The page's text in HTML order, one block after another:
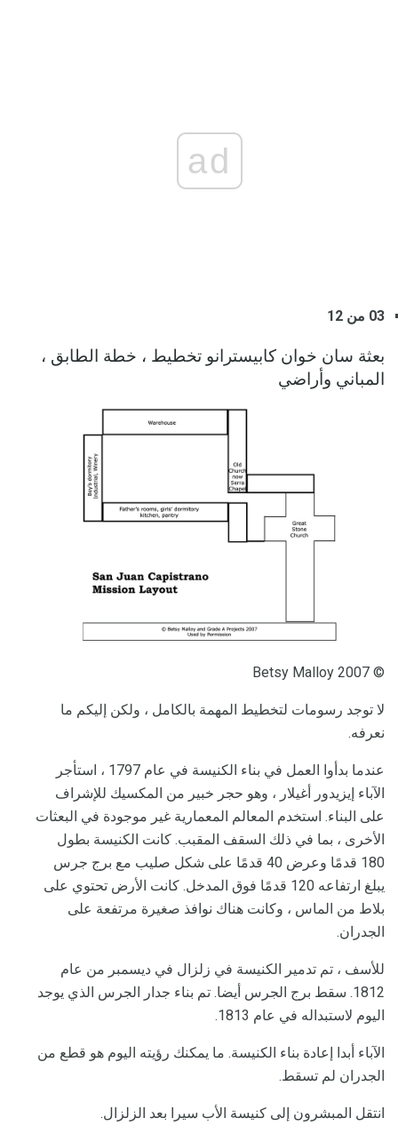
ad
03 من 12
بعثة سان خوان كابيسترانو تخطيط ، خطة الطابق ،
المباني وأراضي
© Betsy Malloy 2007
لا توجد رسومات لتخطيط المهمة بالكامل ، ولكن إليكم ما
نعرفه.
عندما بدأوا العمل في بناء الكنيسة في عام 1797 ، استأجر
الآباء إيزيدور أغيلار ، وهو حجر خبير من المكسيك للإشراف
على البناء. استخدم المعالم المعمارية غير موجودة في البعثات
الأخرى ، بما في ذلك السقف المقبب. كانت الكنيسة بطول
180 قدمًا وعرض 40 قدمًا على شكل صليب مع برج جرس
يبلغ ارتفاعه 120 قدمًا فوق المدخل. كانت الأرض تحتوي على
بلاط من الماس ، وكانت هناك نوافذ صغيرة مرتفعة على
الجدران.
للأسف ، تم تدمير الكنيسة في زلزال في ديسمبر من عام
1812. سقط برج الجرس أيضا. تم بناء جدار الجرس الذي يوجد
اليوم لاستبداله في عام 1813.
الآباء أبدا إعادة بناء الكنيسة. ما يمكنك رؤيته اليوم هو قطع من
الجدران لم تسقط.
انتقل المبشرون إلى كنيسة الأب سيرا بعد الزلزال.